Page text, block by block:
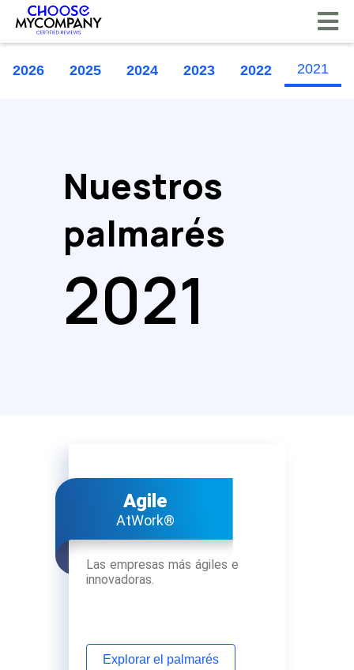
2026 2025 2024 2023 2022 2021
Nuestros
palmarés
2021
Agile
AtWork®
Las empresas más ágiles e
innovadoras.
Explorar el palmarés
Panel de gestión de cookies